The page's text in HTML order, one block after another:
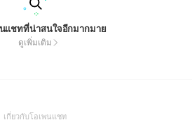
แชทที่น่าสนใจอีกมากมาย
ดูเพิ่มเติม
เกี่ยวกับโอเพนแชท(Open